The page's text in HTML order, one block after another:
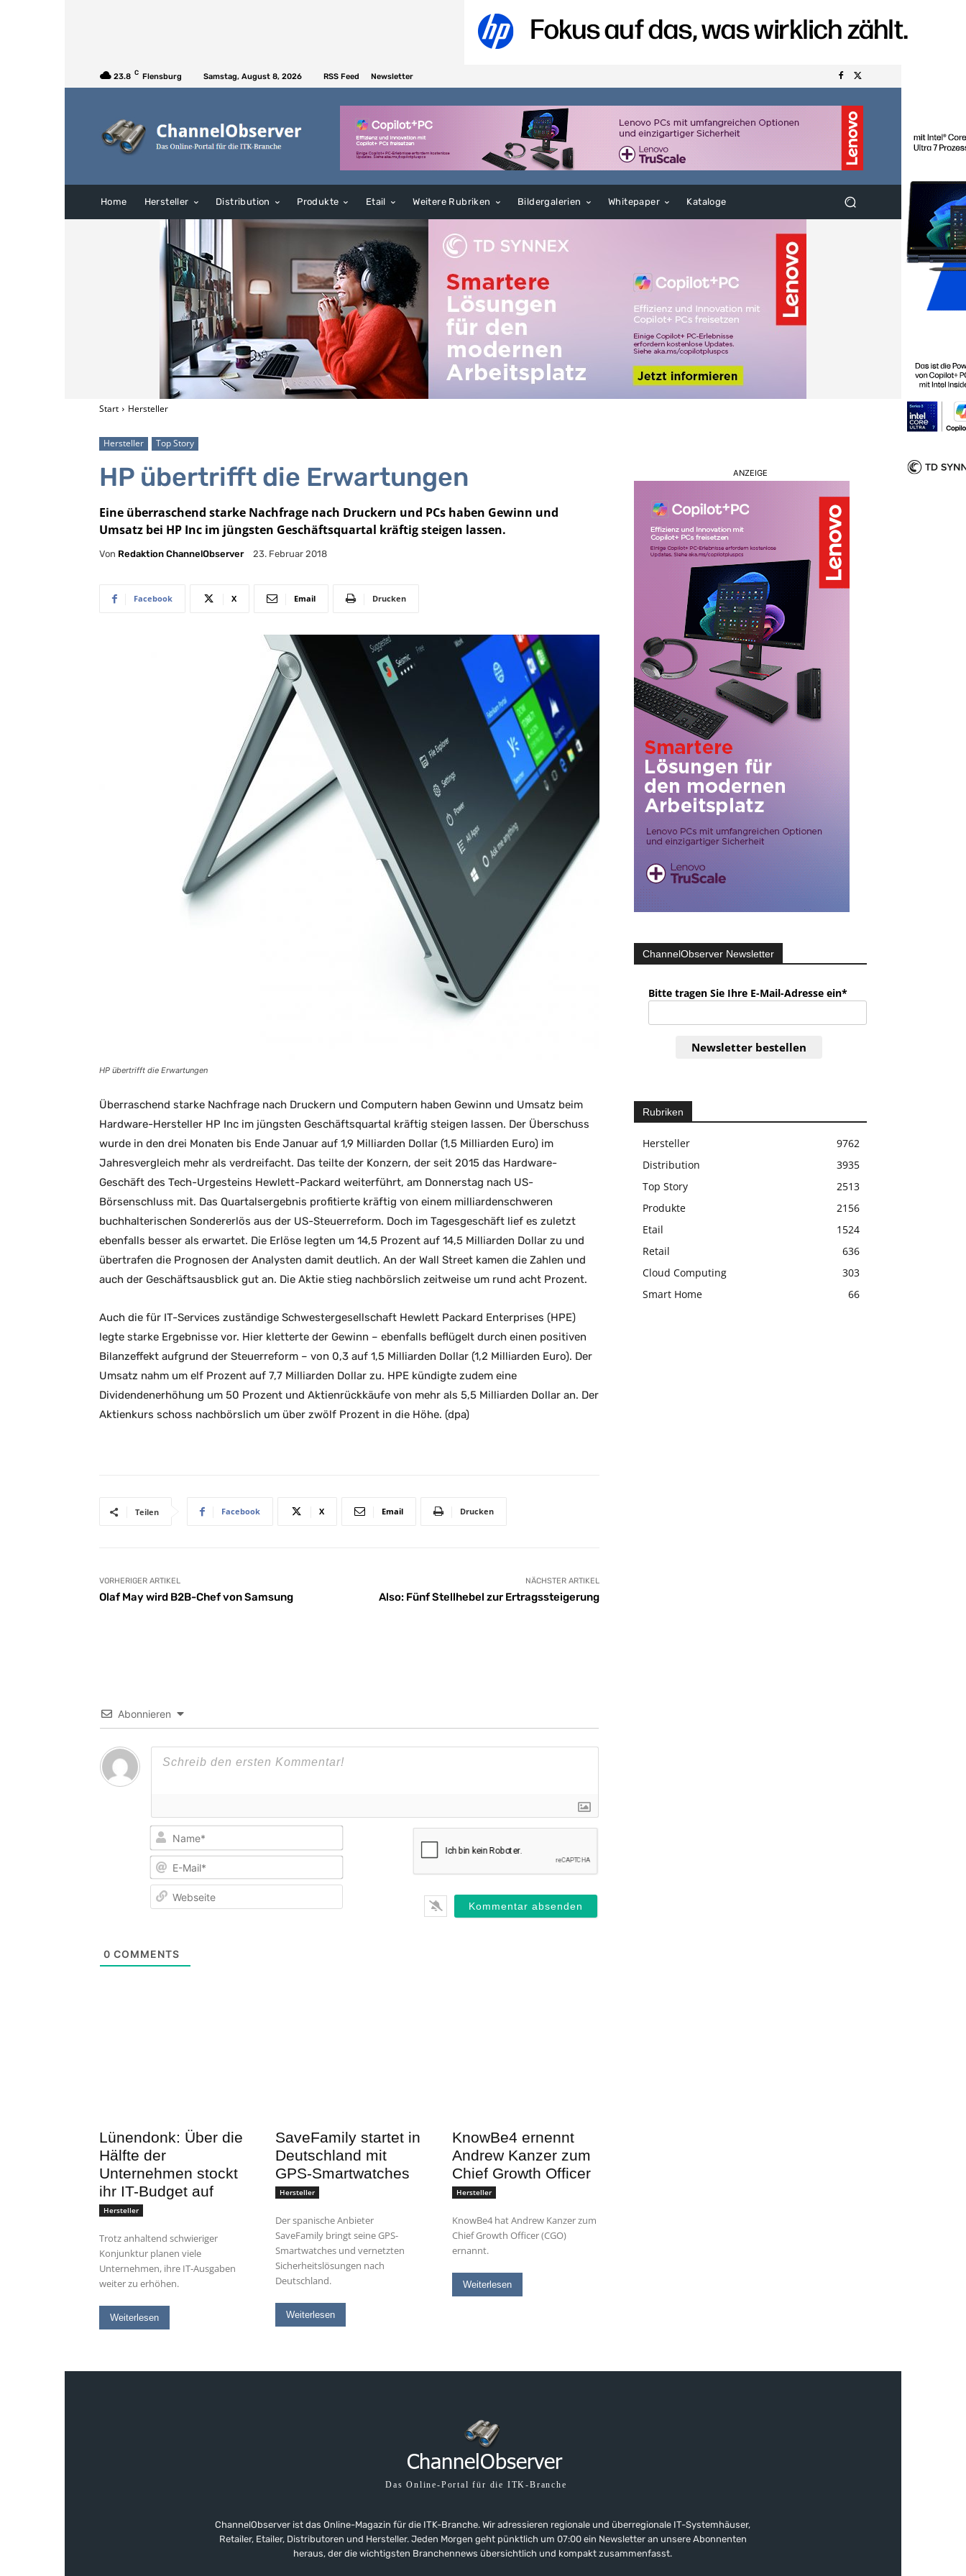
23.8 C Flensburg Samstag, August 8, 2026 RSS Feed Newsletter
Home Hersteller Distribution Produkte Etail Weitere Rubriken Bildergalerien Whitepaper Kataloge
Start Hersteller
Hersteller Top Story
HP übertrifft die Erwartungen
Eine überraschend starke Nachfrage nach Druckern und PCs haben Gewinn und
Umsatz bei HP Inc im jüngsten Geschäftsquartal kräftig steigen lassen.
Von Redaktion ChannelObserver 23. Februar 2018
Facebook X Email Drucken
HP übertrifft die Erwartungen
Überraschend starke Nachfrage nach Druckern und Computern haben Gewinn und Umsatz beim
Hardware-Hersteller HP Inc im jüngsten Geschäftsquartal kräftig steigen lassen. Der Überschuss
wurde in den drei Monaten bis Ende Januar auf 1,9 Milliarden Dollar (1,5 Milliarden Euro) im
Jahresvergleich mehr als verdreifacht. Das teilte der Konzern, der seit 2015 das Hardware-
Geschäft des Tech-Urgesteins Hewlett-Packard weiterführt, am Donnerstag nach US-
Börsenschluss mit. Das Quartalsergebnis profitierte kräftig von einem milliardenschweren
buchhalterischen Sondererlös aus der US-Steuerreform. Doch im Tagesgeschäft lief es zuletzt
ebenfalls besser als erwartet. Die Erlöse legten um 14,5 Prozent auf 14,5 Milliarden Dollar zu und
übertrafen die Prognosen der Analysten damit deutlich. An der Wall Street kamen die Zahlen und
auch der Geschäftsausblick gut an. Die Aktie stieg nachbörslich zeitweise um rund acht Prozent.
Auch die für IT-Services zuständige Schwestergesellschaft Hewlett Packard Enterprises (HPE)
legte starke Ergebnisse vor. Hier kletterte der Gewinn – ebenfalls beflügelt durch einen positiven
Bilanzeffekt aufgrund der Steuerreform – von 0,3 auf 1,5 Milliarden Dollar (1,2 Milliarden Euro). Der
Umsatz nahm um elf Prozent auf 7,7 Milliarden Dollar zu. HPE kündigte zudem eine
Dividendenerhöhung um 50 Prozent und Aktienrückkäufe von mehr als 5,5 Milliarden Dollar an. Der
Aktienkurs schoss nachbörslich um über zwölf Prozent in die Höhe. (dpa)
Teilen Facebook X Email Drucken
VORHERIGER ARTIKEL
Olaf May wird B2B-Chef von Samsung
NÄCHSTER ARTIKEL
Also: Fünf Stellhebel zur Ertragssteigerung
Abonnieren
Name*
E-
0 COMMENTS
Lünendonk: Über die
Hälfte der
Unternehmen stockt
ihr IT-Budget auf
Hersteller
Trotz anhaltend schwieriger
Konjunktur planen viele
Unternehmen, ihre IT-Ausgaben
weiter zu erhöhen.
Weiterlesen
SaveFamily startet in
Deutschland mit
GPS-Smartwatches
Hersteller
Der spanische Anbieter
SaveFamily bringt seine GPS-
Smartwatches und vernetzten
Sicherheitslösungen nach
Deutschland.
Weiterlesen
KnowBe4 ernennt
Andrew Kanzer zum
Chief Growth Officer
Hersteller
KnowBe4 hat Andrew Kanzer zum
Chief Growth Officer (CGO)
ernannt.
Weiterlesen
ANZEIGE
ChannelObserver Newsletter
Bitte tragen Sie Ihre E-Mail-Adresse ein*
Newsletter bestellen
Rubriken
Hersteller
9762
Distribution
3935
Top Story
2513
Produkte
2156
Etail
1524
Retail
636
Cloud Computing
303
Smart Home
66
Das Online-Portal für die ITK-Branche
ChannelObserver ist das Online-Magazin für die ITK-Branche. Wir adressieren regionale und überregionale IT-Systemhäuser,
Retailer, Etailer, Distributoren und Hersteller. Jeden Morgen geht pünktlich um 07:00 ein Newsletter an unsere Abonnenten
heraus, der die wichtigsten Branchennews übersichtlich und kompakt zusammenfasst.